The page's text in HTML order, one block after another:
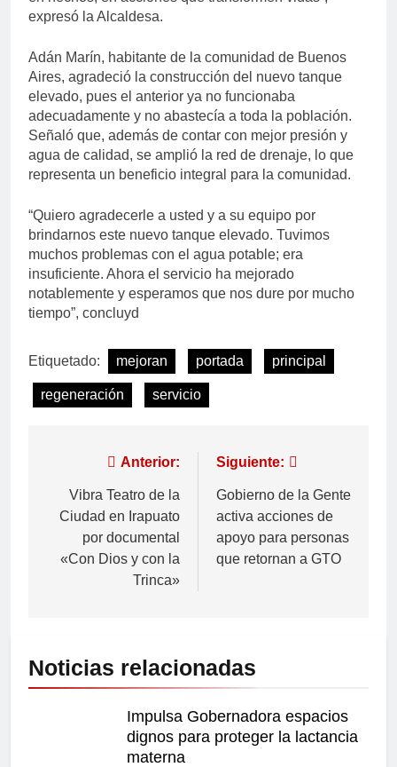
expresó la Alcaldesa.
Adán Marín, habitante de la comunidad de Buenos
Aires, agradeció la construcción del nuevo tanque
elevado, pues el anterior ya no funcionaba
adecuadamente y no abastecía a toda la población.
Señaló que, además de contar con mejor presión y
agua de calidad, se amplió la red de drenaje, lo que
representa un beneficio integral para la comunidad.
“Quiero agradecerle a usted y a su equipo por
brindarnos este nuevo tanque elevado. Tuvimos
muchos problemas con el agua potable; era
insuficiente. Ahora el servicio ha mejorado
notablemente y esperamos que nos dure por mucho
tiempo”, concluyd
Etiquetado: mejoran portada principal
regeneración servicio
Anterior:
Vibra Teatro de la
Ciudad en Irapuato
por documental
«Con Dios y con la
Trinca»
Siguiente:
Gobierno de la Gente
activa acciones de
apoyo para personas
que retornan a GTO
Noticias relacionadas
Impulsa Gobernadora espacios
dignos para proteger la lactancia
materna